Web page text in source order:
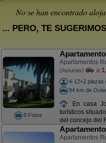
No se han encontrado
... PERO, TE
8 Fotos
Apartamentos
(Asturias) a
4-12+2 plazas
94 km de
En casa
turísticos
del concejo del
Apartamentos